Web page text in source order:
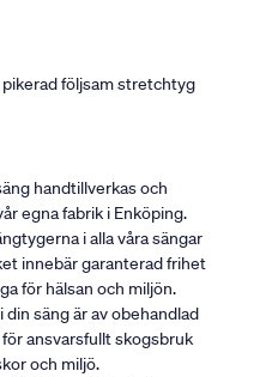
följsam stretchtyg
handtillverkas och
egna fabrik i Enköping.
i alla våra sängar
innebär garanterad frihet
för hälsan och miljön.
din säng är av obehandlad
ansvarsfullt skogsbruk
och miljö.